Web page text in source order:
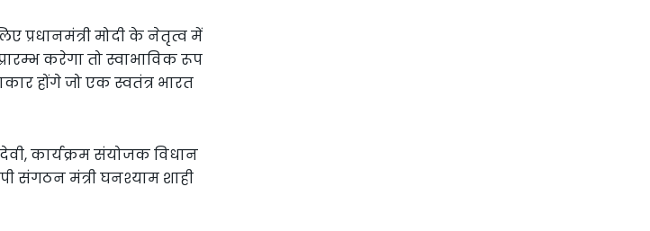
प्रधानमंत्री मोदी के नेतृत्व में
करेगा तो स्वाभाविक रूप
होंगे जो एक स्वतंत्र भारत
कार्यक्रम संयोजक विधान
संगठन मंत्री घनश्याम शाही